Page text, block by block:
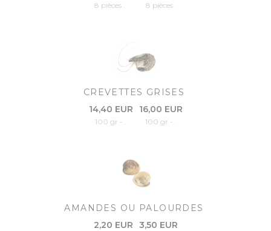
8 pièces . 8 pièces .
CREVETTES GRISES
14,40 EUR
100 gr - .
16,00 EUR
100 gr - .
AMANDES OU PALOURDES
2,20 EUR
3,50 EUR